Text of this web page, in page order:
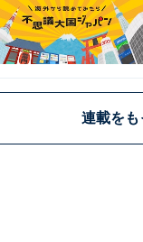
連載をも